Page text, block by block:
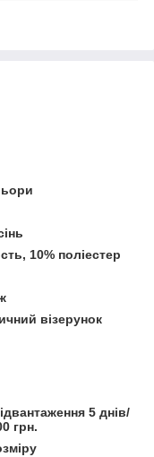
10% поліестер
візерунок
5 днів/
грн.